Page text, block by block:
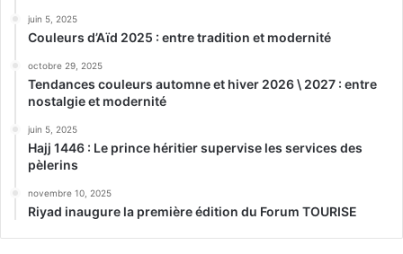
juin 5, 2025
Couleurs d’Aïd 2025 : entre tradition et modernité
octobre 29, 2025
Tendances couleurs automne et hiver 2026 \ 2027 : entre
nostalgie et modernité
juin 5, 2025
Hajj 1446 : Le prince héritier supervise les services des
pèlerins
novembre 10, 2025
Riyad inaugure la première édition du Forum TOURISE